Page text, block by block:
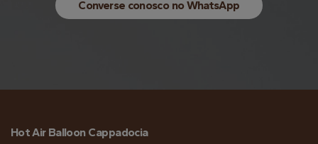
Converse conosco no WhatsApp
Hot Air Balloon Cappadocia